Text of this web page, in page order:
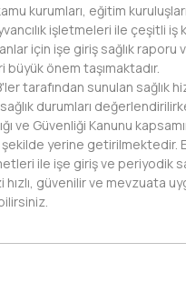
kurumları, eğitim
işletmeleri ile çeşitli iş
için işe giriş sağlık raporu
büyük önem taşımaktadır.
tarafından sunulan sağlık
sağlık durumları
ve Güvenliği Kanunu
yerine getirilmektedir.
ile işe giriş ve periyodik
hızlı, güvenilir ve mevzuata